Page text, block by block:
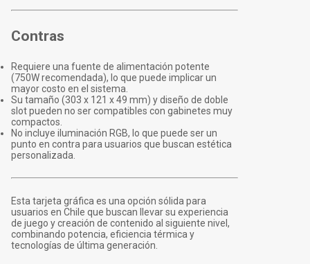
Contras
Requiere una fuente de alimentación potente
(750W recomendada), lo que puede implicar un
mayor costo en el sistema.
Su tamaño (303 x 121 x 49 mm) y diseño de doble
slot pueden no ser compatibles con gabinetes muy
compactos.
No incluye iluminación RGB, lo que puede ser un
punto en contra para usuarios que buscan estética
personalizada.
Esta tarjeta gráfica es una opción sólida para
usuarios en Chile que buscan llevar su experiencia
de juego y creación de contenido al siguiente nivel,
combinando potencia, eficiencia térmica y
tecnologías de última generación.